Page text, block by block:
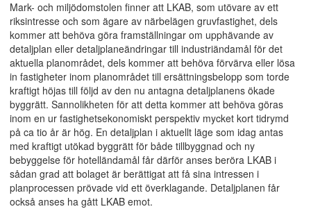
Mark- och miljödomstolen finner att LKAB, som utövare av ett
riksintresse och som ägare av närbelägen gruvfastighet, dels
kommer att behöva göra framställningar om upphävande av
detaljplan eller detaljplaneändringar till industriändamål för det
aktuella planområdet, dels kommer att behöva förvärva eller lösa
in fastigheter inom planområdet till ersättningsbelopp som torde
kraftigt höjas till följd av den nu antagna detaljplanens ökade
byggrätt. Sannolikheten för att detta kommer att behöva göras
inom en ur fastighetsekonomiskt perspektiv mycket kort tidrymd
på ca tio år är hög. En detaljplan i aktuellt läge som idag antas
med kraftigt utökad byggrätt för både tillbyggnad och ny
bebyggelse för hotelländamål får därför anses beröra LKAB i
sådan grad att bolaget är berättigat att få sina intressen i
planprocessen prövade vid ett överklagande. Detaljplanen får
också anses ha gått LKAB emot.